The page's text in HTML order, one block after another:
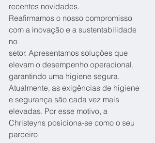
recentes novidades.
Reafirmamos o nosso compromisso
com a inovação e a sustentabilidade
no
setor. Apresentamos soluções que
elevam o desempenho operacional,
garantindo uma higiene segura.
Atualmente, as exigências de higiene
e segurança são cada vez mais
elevadas. Por esse motivo, a
Christeyns posiciona-se como o seu
parceiro